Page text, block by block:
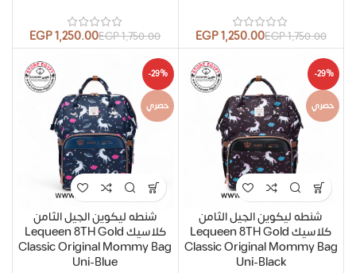
1,750.00
EGP
1,250.00
EGP
1,750.00
EGP
1,250.00
EGP
-29%
حصري
شنطه ليكوين الجيل الثامن
كلاسيك Lequeen 8TH Gold
Classic Original Mommy Bag
Uni-Black
-29%
حصري
شنطه ليكوين الجيل الثامن
كلاسيك Lequeen 8TH Gold
Classic Original Mommy Bag
Uni-Blue